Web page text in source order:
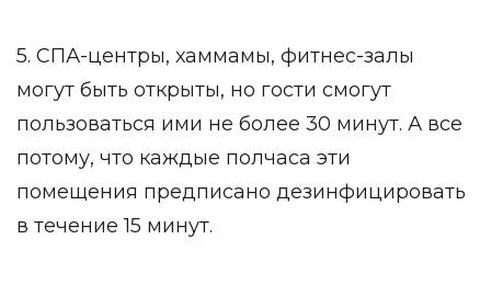
5. СПА-центры, хаммамы, фитнес-залы
могут быть открыты, но гости смогут
пользоваться ими не более 30 минут. А все
потому, что каждые полчаса эти
помещения предписано дезинфицировать
в течение 15 минут.